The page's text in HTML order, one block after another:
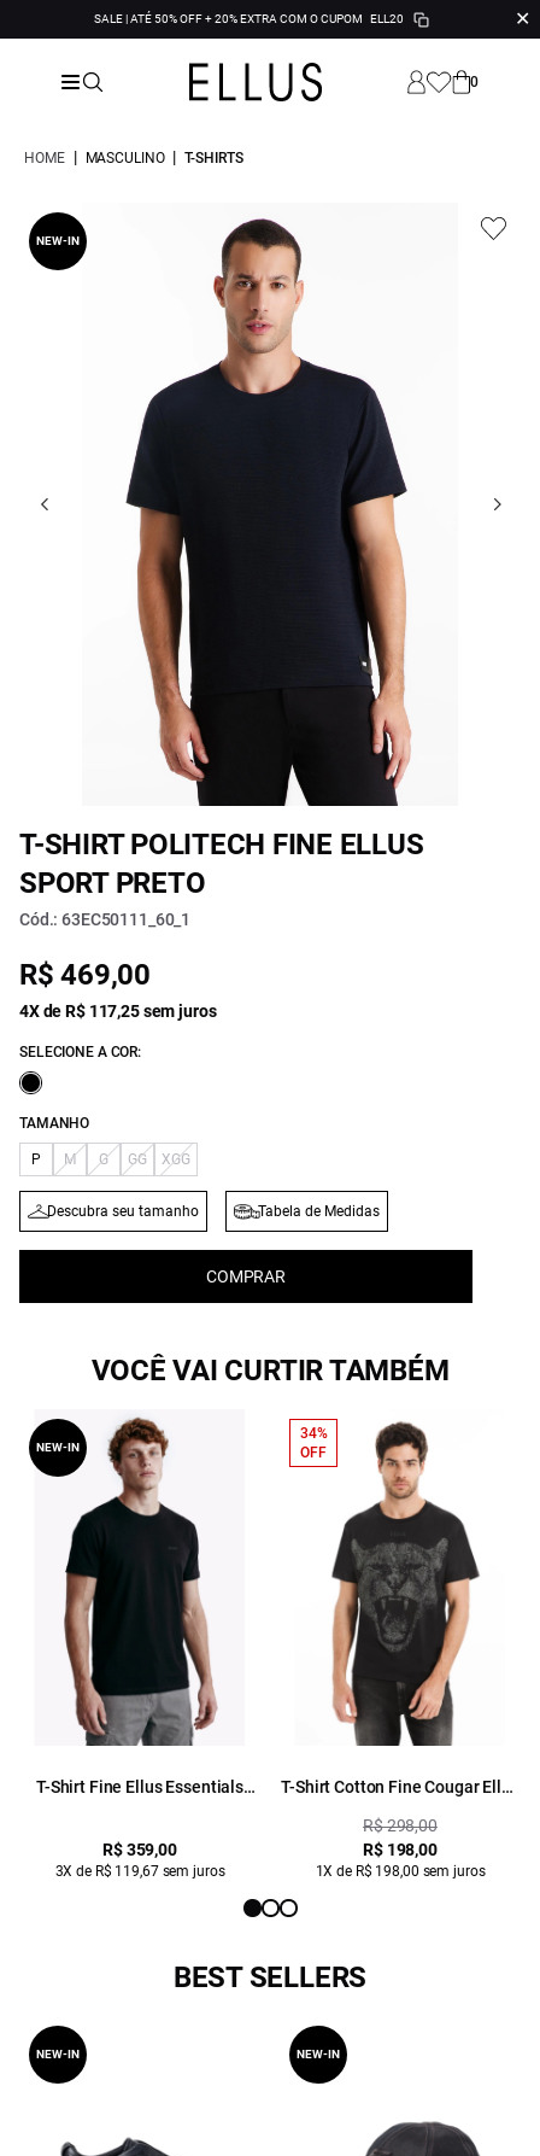
SALE | ATÉ 50% OFF + 20% EXTRA COM O CUPOM ELL20 ✕
0
HOME | MASCULINO | T-SHIRTS
NEW-IN
T-SHIRT POLITECH FINE ELLUS
SPORT PRETO
Cód.: 63EC50111_60_1
R$ 469,00
4X de R$ 117,25 sem juros
SELECIONE A COR:
TAMANHO
P M G GG XGG
Descubra seu tamanho Tabela de Medidas
COMPRAR
VOCÊ VAI CURTIR TAMBÉM
T-Shirt Fine Ellus Essentials
R$ 359,00
3X de R$ 119,67 sem juros
NEW-IN
T-Shirt Cotton Fine Cougar Ellus
R$ 298,00
R$ 198,00
1X de R$ 198,00 sem juros
34%
OFF
BEST SELLERS
NEW-IN NEW-IN